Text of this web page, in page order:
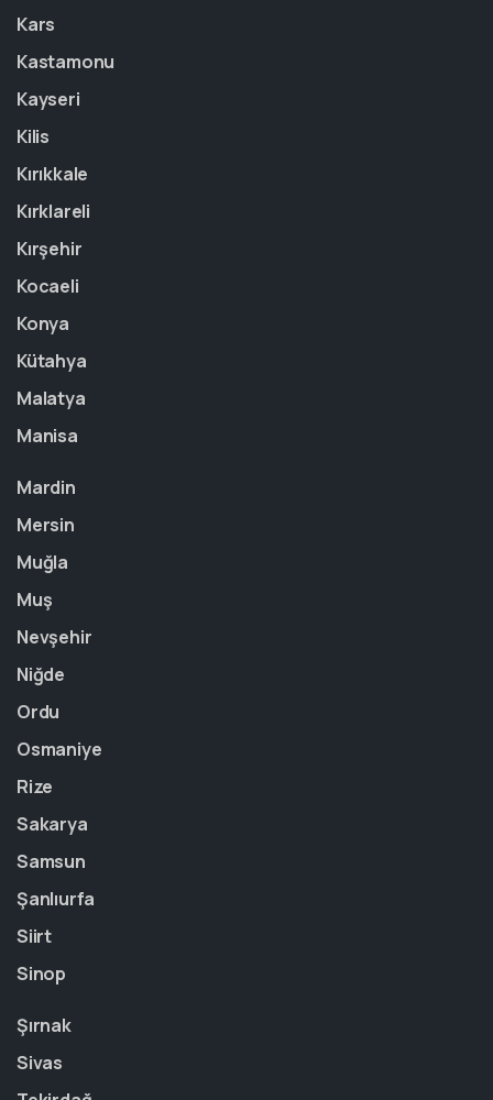
Kars
Kastamonu
Kayseri
Kilis
Kırıkkale
Kırklareli
Kırşehir
Kocaeli
Konya
Kütahya
Malatya
Manisa
Mardin
Mersin
Muğla
Muş
Nevşehir
Niğde
Ordu
Osmaniye
Rize
Sakarya
Samsun
Şanlıurfa
Siirt
Sinop
Şırnak
Sivas